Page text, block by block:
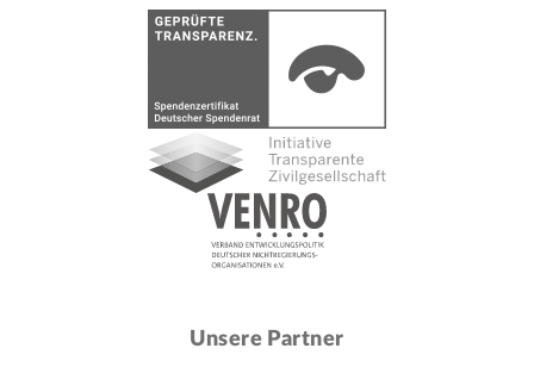
Unsere Partner